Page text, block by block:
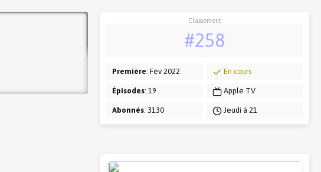
Classement
#258
Première: Fév 2022
Épisodes: 19
Abonnés: 3130
En cours
Apple TV
Jeudi à 21